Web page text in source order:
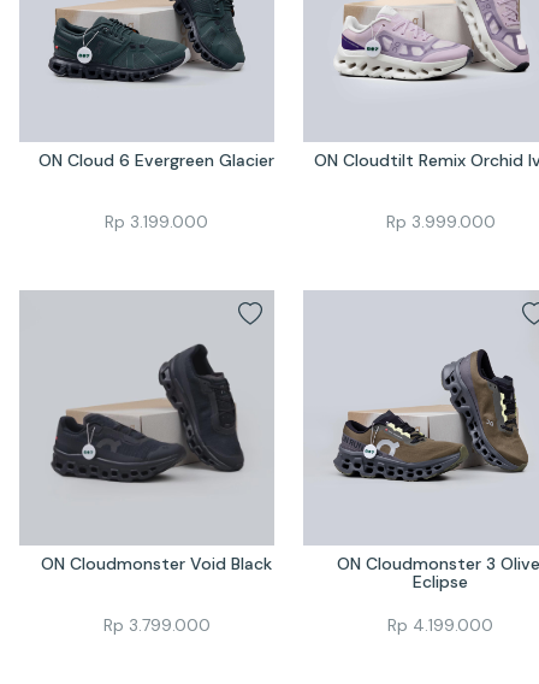
ON Cloud 6 Evergreen Glacier
Rp 3.199.000
ON Cloudtilt Remix Orchid
Rp 3.999.000
ON Cloudmonster Void Black
Rp 3.799.000
ON Cloudmonster 3 Olive
Eclipse
Rp 4.199.000